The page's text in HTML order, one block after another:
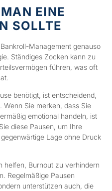
EINE
SOLLTE
Management genauso
Ständiges Zocken kann zu
führen, was oft
benötigt, ist entscheidend,
Sie merken, dass Sie
emotional handeln, ist
diese Pausen, um Ihre
Lage ohne Druck
helfen, Burnout zu verhindern
Regelmäßige Pausen
unterstützen auch, die